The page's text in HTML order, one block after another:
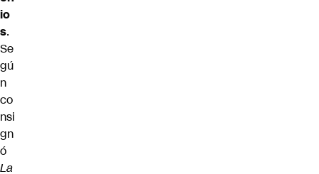
io
s.
Se
gú
n
co
nsi
gn
ó
La